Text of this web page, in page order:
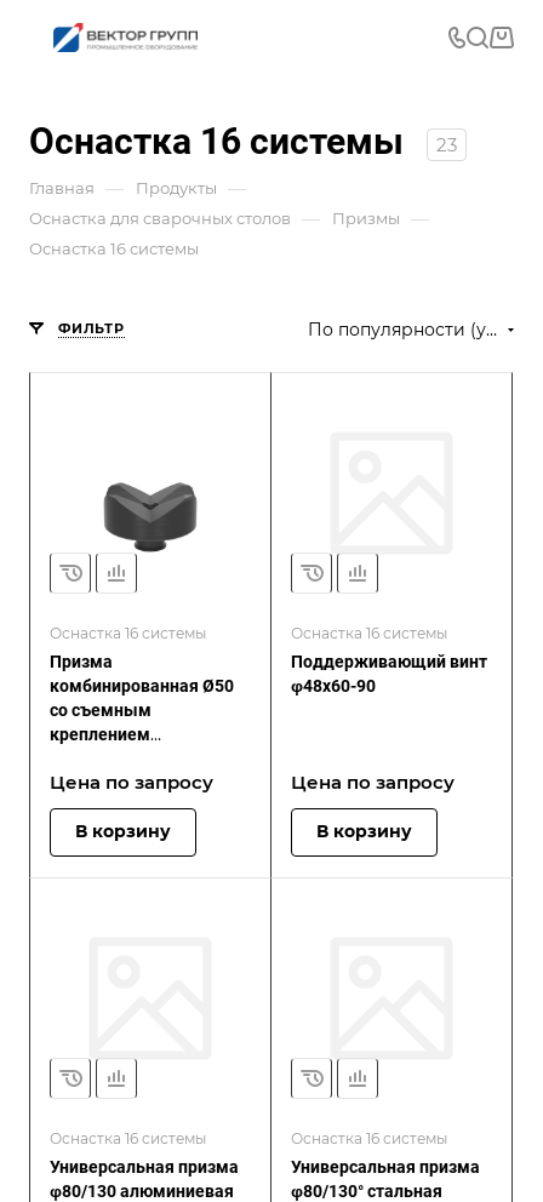
Оснастка 16 системы 23
Главная — Продукты —
Оснастка для сварочных столов — Призмы —
Оснастка 16 системы
ФИЛЬТР По популярности (убывание)
Оснастка 16 системы
Призма
комбинированная Ø50
со съемным
креплением
Цена по запросу
В корзину
Оснастка 16 системы
Поддерживающий винт
φ48x60-90
Цена по запросу
В корзину
Оснастка 16 системы
Универсальная призма
φ80/130 алюминиевая
Оснастка 16 системы
Универсальная призма
φ80/130° стальная